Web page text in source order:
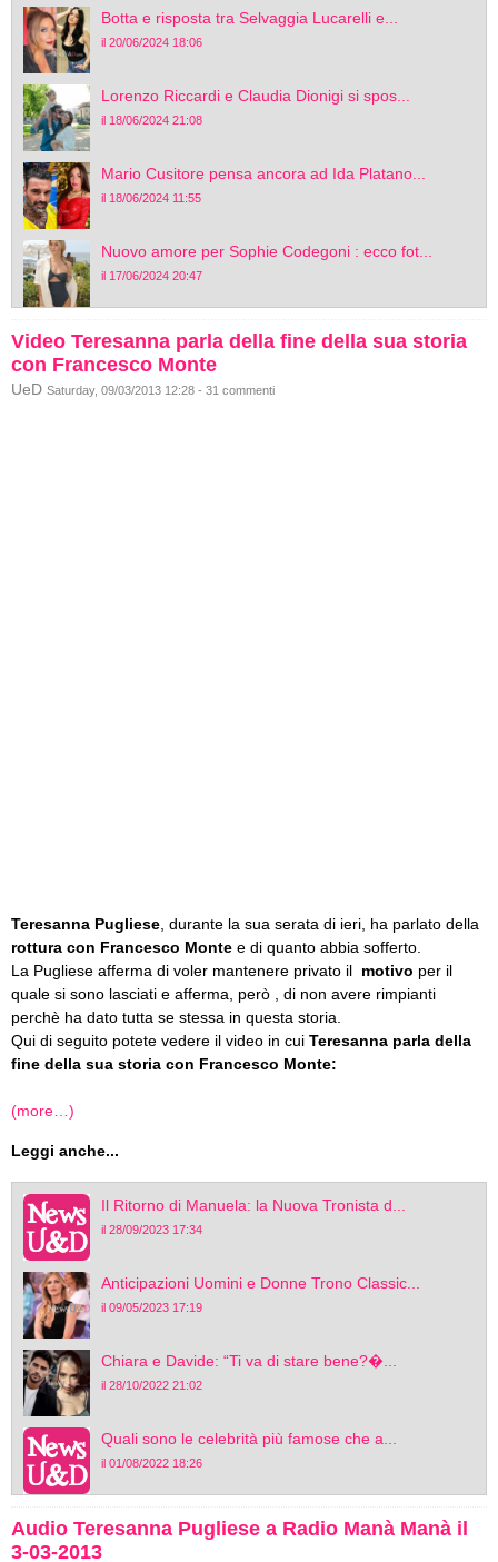
Botta e risposta tra Selvaggia Lucarelli e...
il 20/06/2024 18:06
Lorenzo Riccardi e Claudia Dionigi si spos...
il 18/06/2024 21:08
Mario Cusitore pensa ancora ad Ida Platano...
il 18/06/2024 11:55
Nuovo amore per Sophie Codegoni : ecco fot...
il 17/06/2024 20:47
Video Teresanna parla della fine della sua storia
con Francesco Monte
UeD Saturday, 09/03/2013 12:28 - 31 commenti
Teresanna Pugliese , durante la sua serata di ieri, ha parlato della
rottura con Francesco Monte e di quanto abbia sofferto.
La Pugliese afferma di voler mantenere privato il motivo per il
quale si sono lasciati e afferma, però , di non avere rimpianti
perchè ha dato tutta se stessa in questa storia.
Qui di seguito potete vedere il video in cui Teresanna parla della
fine della sua storia con Francesco Monte:
(more…)
Leggi anche...
Il Ritorno di Manuela: la Nuova Tronista d...
il 28/09/2023 17:34
Anticipazioni Uomini e Donne Trono Classic...
il 09/05/2023 17:19
Chiara e Davide: “Ti va di stare bene?�...
il 28/10/2022 21:02
Quali sono le celebrità più famose che a...
il 01/08/2022 18:26
Audio Teresanna Pugliese a Radio Manà Manà il
3-03-2013